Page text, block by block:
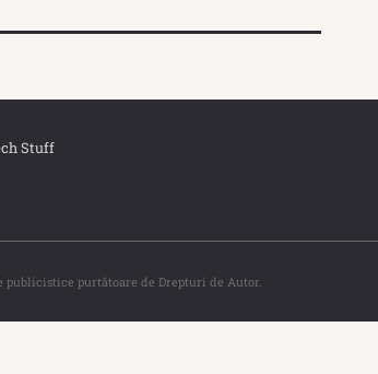
Stuff
purtătoare de Drepturi de Autor.